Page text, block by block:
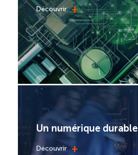
Découvrir +
Un numérique durable
Découvrir +